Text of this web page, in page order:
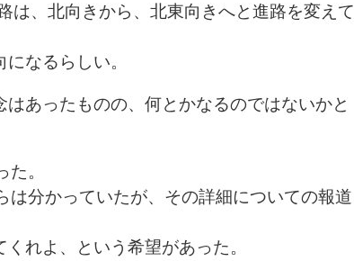
は、北向きから、北東向きへと進路を変えて
なるらしい。
あったものの、何とかなるのではないかと
。
分かっていたが、その詳細についての報道
れよ、という希望があった。